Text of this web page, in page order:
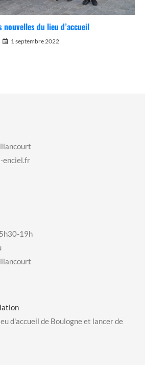
nouvelles du lieu d’accueil
1 septembre 2022
enciel.fr
19h
d'accueil de Boulogne et lancer de